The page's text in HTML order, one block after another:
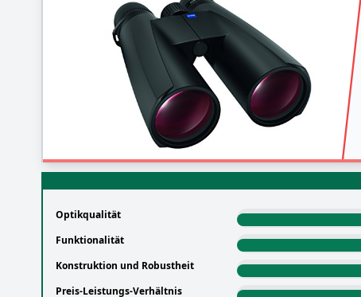
Optikqualität
Funktionalität
Konstruktion und Robustheit
Preis-Leistungs-Verhältnis